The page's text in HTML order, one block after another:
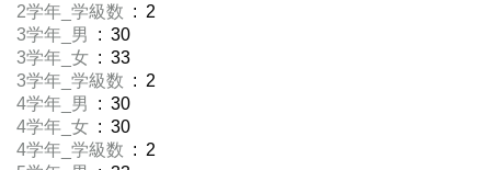
2学年_学級数 : 2
3学年_男
: 30
3学年_女 : 33
3学年_学級数 : 2
4学年_男
: 30
4学年_女 : 30
4学年_学級数 : 2